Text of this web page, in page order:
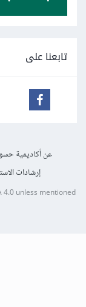
تابعنا على
عن أكاديمية
إرشادات
4.0unless mentioned